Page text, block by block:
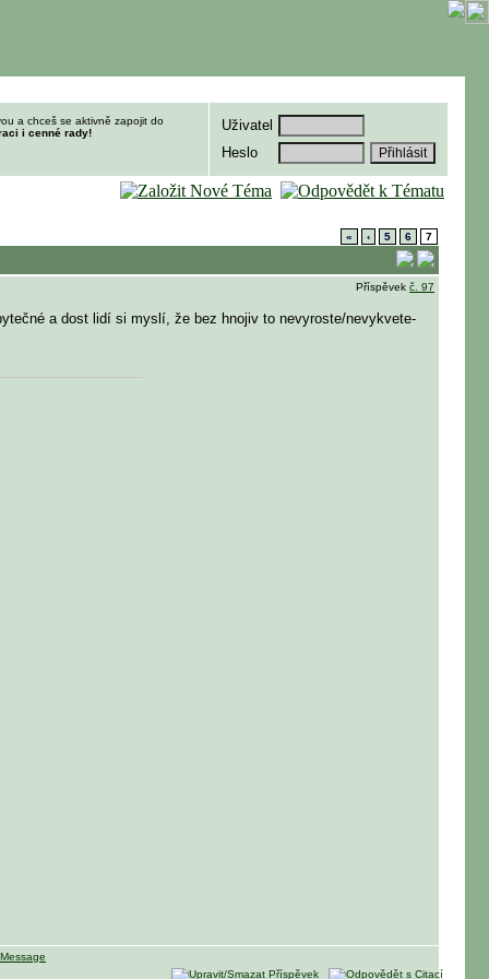
a chceš se aktivně zapojit do
i cenné rady!
Uživatel
Heslo
« ‹ 5 6
7
Příspěvek č. 97
a dost lidí si myslí, že bez hnojiv to nevyroste/nevykvete-